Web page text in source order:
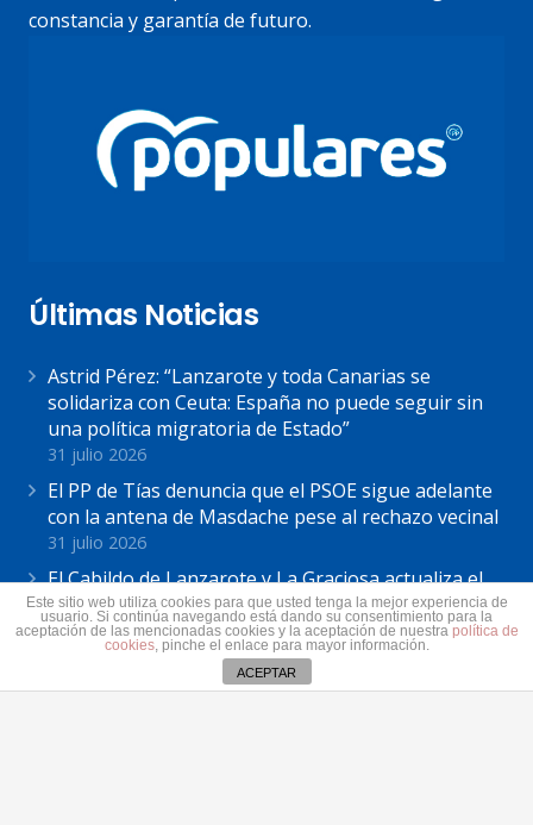
constancia y garantía de futuro.
Últimas Noticias
Astrid Pérez: “Lanzarote y toda Canarias se
solidariza con Ceuta: España no puede seguir sin
una política migratoria de Estado”
31 julio 2026
El PP de Tías denuncia que el PSOE sigue adelante
con la antena de Masdache pese al rechazo vecinal
31 julio 2026
El Cabildo de Lanzarote y La Graciosa actualiza el
plan estratégico de subvenciones 2026-2028
30 julio 2026
Este sitio web utiliza cookies para que usted tenga la mejor experiencia de
usuario. Si continúa navegando está dando su consentimiento para la
aceptación de las mencionadas cookies y la aceptación de nuestra política de
cookies, pinche el enlace para mayor información.
ACEPTAR